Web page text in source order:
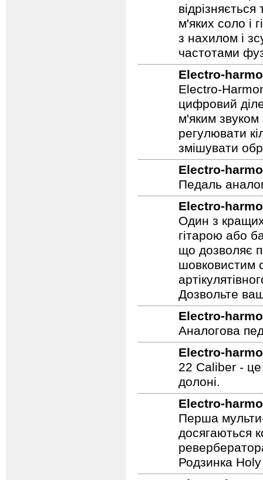
FAT/NORM,
м'яких соло і
з нахилом і
частотами
Electro-
Electro-
цифровий
м'яким
регулювати
змішувати
Electro-
Педаль
Electro-
Один з
гітарою або
що дозволяє
шовковистим
Дозвольте
Electro-
Аналогова
Electro-
22 Caliber -
долоні.
Electro-
Перша
досягаються
Родзинка